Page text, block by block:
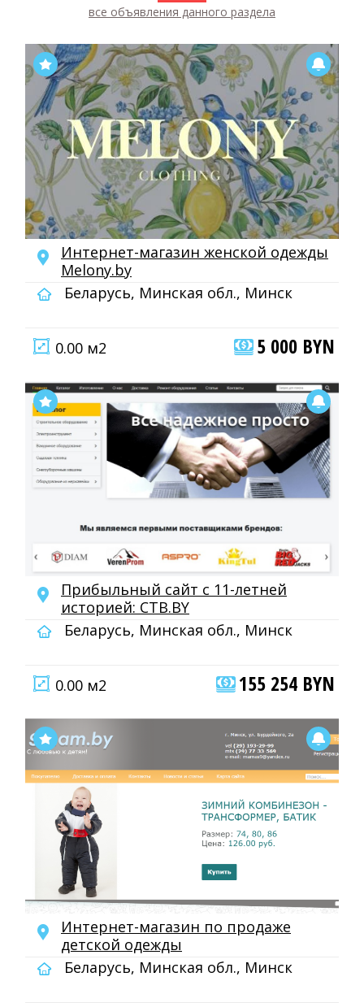
все объявления данного раздела
Интернет-магазин женской одежды
Melony.by
Беларусь, Минская обл., Минск
0.00 м2 5 000 BYN
Прибыльный сайт с 11-летней
историей: CTB.BY
Беларусь, Минская обл., Минск
0.00 м2 155 254 BYN
Интернет-магазин по продаже
детской одежды
Беларусь, Минская обл., Минск